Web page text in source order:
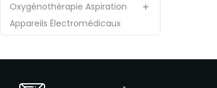
Oxygénothérapie Aspiration

Appareils Électromédicaux